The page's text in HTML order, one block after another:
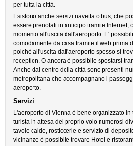
per tutta la città.
Esistono anche servizi navetta o bus, che
essere prenotati in anticipo tramite Internet,
momento all'uscita dall'aeroporto. E'
comodamente da casa tramite il web prima
poichè all'uscita dall'aeroporto spesso si
reception. O ancora è possibile spostarsi
Anche dal centro della città sono presenti
metropolitana che accompagnano i
aeroporto.
Servizi
L'aeroporto di Vienna è bene organizzato in
turista in attesa del proprio volo numerosi
tavole calde, rosticcerie e servizio di
vicinanze è possibile trovare Hotel e